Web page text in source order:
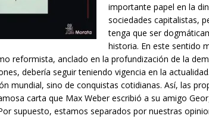
importante papel en la
sociedades capitalistas,
tenga que ser
historia. En este sentido
reformista, anclado en la profundización de la
debería seguir teniendo vigencia en la
mundial, sino de conquistas cotidianas. Así, las
carta que Max Weber escribió a su amigo
supuesto, estamos separados por nuestras